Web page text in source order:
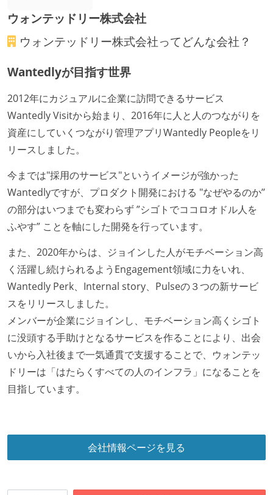
ウォンテッドリー株式会社
ウォンテッドリー株式会社ってどんな会社？
Wantedlyが目指す世界
2012年にカジュアルに企業に訪問できるサービス
Wantedly Visitから始まり、2016年に人と人のつながりを
資産にしていくつながり管理アプリWantedly Peopleをリ
リースしました。
今までは"採用のサービス"というイメージが強かった
Wantedlyですが、プロダクト開発における "なぜやるのか’’
の部分はいつまでも変わらず ”シゴトでココロオドル人を
ふやす” ことを軸にした開発を行っています。
また、2020年からは、ジョインした人がモチベーション高
く活躍し続けられるようEngagement領域に力をいれ、
Wantedly Perk、Internal story、Pulseの３つの新サービ
スをリリースしました。
メンバーが企業にジョインし、モチベーション高くシゴト
に没頭する手助けとなるサービスを作ることにより、出会
いから入社後まで一気通貫で支援することで、ウォンテッ
ドリーは「はたらくすべての人のインフラ」になることを
目指しています。
会社情報ページを見る